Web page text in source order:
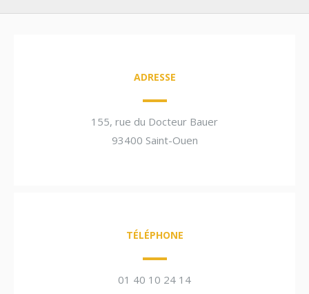
ADRESSE
155, rue du Docteur Bauer
93400 Saint-Ouen
TÉLÉPHONE
01 40 10 24 14